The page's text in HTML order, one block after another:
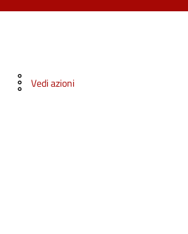
Vedi azioni